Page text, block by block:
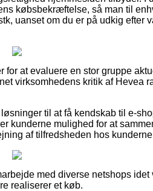
købsbekræftelse, så man til
uanset om du er på udkig efter
at evaluere en stor gruppe
virksomhedens kritik af Hevea
til at få kendskab til e-
kunderne mulighed for at
af tilfredsheden hos
med diverse netshops idet
realiserer et køb.